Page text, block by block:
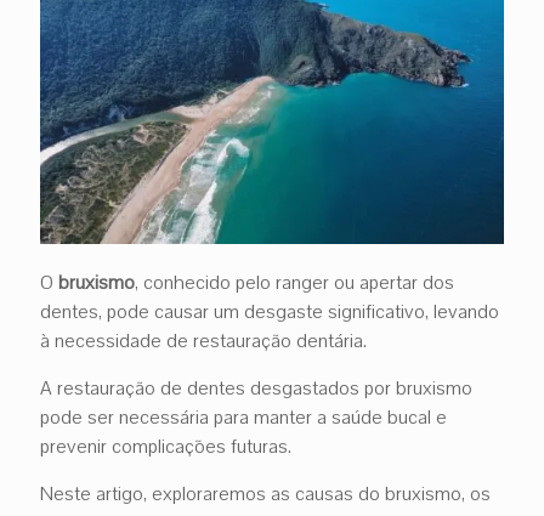
O bruxismo, conhecido pelo ranger ou apertar dos
dentes, pode causar um desgaste significativo, levando
à necessidade de restauração dentária.
A restauração de dentes desgastados por bruxismo
pode ser necessária para manter a saúde bucal e
prevenir complicações futuras.
Neste artigo, exploraremos as causas do bruxismo, os